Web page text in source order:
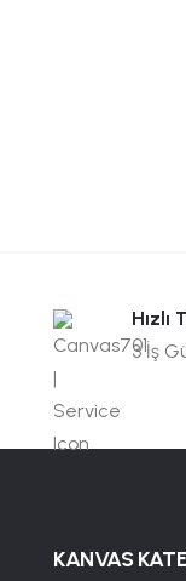
Hızlı
3 İş
KANVAS